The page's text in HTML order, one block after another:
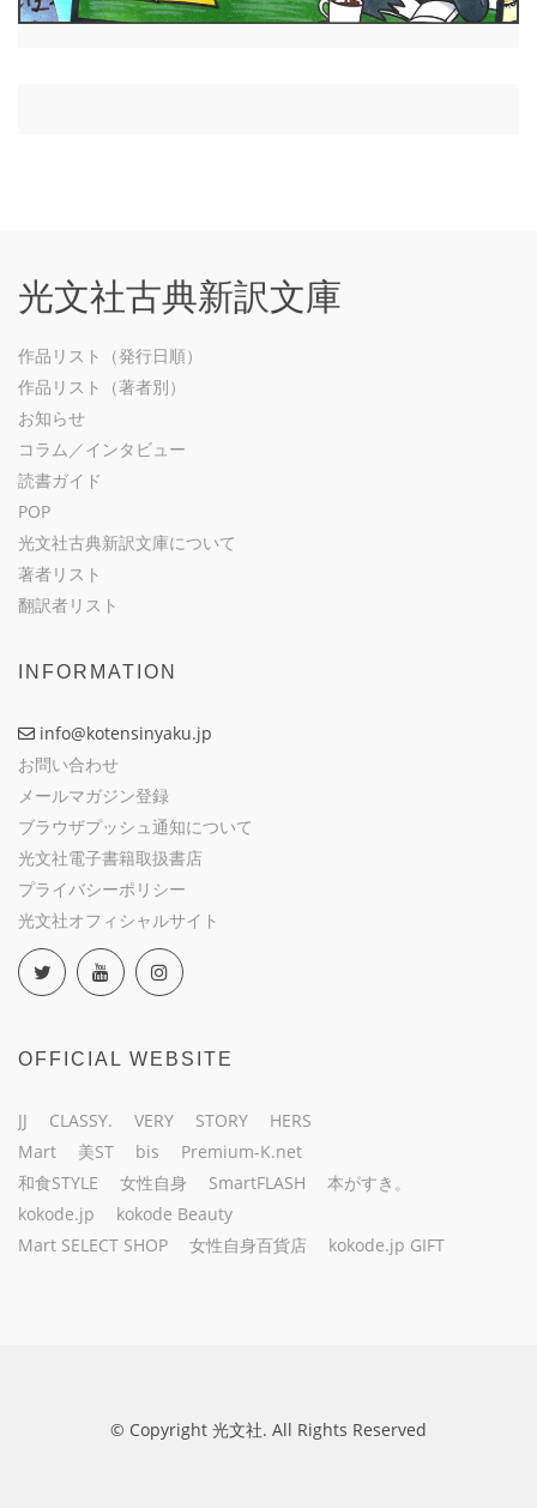
光文社古典新訳文庫
作品リスト（発行日順）
作品リスト（著者別）
お知らせ
コラム／インタビュー
読書ガイド
POP
光文社古典新訳文庫について
著者リスト
翻訳者リスト
INFORMATION
info@kotensinyaku.jp
お問い合わせ
メールマガジン登録
ブラウザプッシュ通知について
光文社電子書籍取扱書店
プライバシーポリシー
光文社オフィシャルサイト
OFFICIAL WEBSITE
JJ CLASSY. VERY STORY
HERS
Mart
美ST bis
Premium-K.net
和食STYLE
女性自身 SmartFLASH
本がすき。
kokode.jp
kokode Beauty
Mart SELECT SHOP
女性自身百貨店 kokode.jp GIFT
© Copyright 光文社. All Rights Reserved